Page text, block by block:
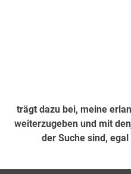
trägt dazu bei, meine
weiterzugeben und mit
der Suche sind,